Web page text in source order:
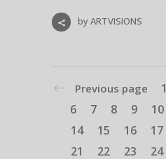
byARTVISIONS
Previous page 1
6
7 8 9 10
14
15 16 17
21
22 23 24